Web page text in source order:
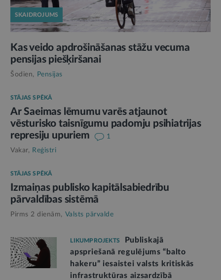
SKAIDROJUMS
Kas veido apdrošināšanas stāžu vecuma
pensijas piešķiršanai
Šodien, Pensijas
STĀJAS SPĒKĀ
Ar Saeimas lēmumu varēs atjaunot
vēsturisko taisnīgumu padomju psihiatrijas
represiju upuriem
1
Vakar, Reģistri
STĀJAS SPĒKĀ
Izmaiņas publisko kapitālsabiedrību
pārvaldības sistēmā
Pirms 2 dienām, Valsts pārvalde
LIKUMPROJEKTS
Publiskajā
apspriešanā regulējums “balto
hakeru” iesaistei valsts kritiskās
infrastruktūras aizsardzībā